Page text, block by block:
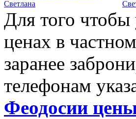
Для того
ценах в
заранее
телефонам
Феодосии